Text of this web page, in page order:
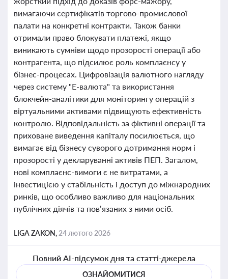
вимагаючи сертифікатів торгово-промислової
палати на конкретні контракти. Також банки
отримали право блокувати платежі, якщо
виникають сумніви щодо прозорості операції або
контрагента, що підсилює роль комплаєнсу у
бізнес-процесах. Цифровізація валютного нагляду
через систему "Е-валюта" та використання
блокчейн-аналітики для моніторингу операцій з
віртуальними активами підвищують ефективність
контролю. Відповідальність за фіктивні операції та
приховане виведення капіталу посилюється, що
вимагає від бізнесу суворого дотримання норм і
прозорості у декларуванні активів ПЕП. Загалом,
нові комплаєнс-вимоги є не витратами, а
інвестицією у стабільність і доступ до міжнародних
ринків, що особливо важливо для національних
публічних діячів та пов’язаних з ними осіб.
LIGA ZAKON, 24 лютого 2026
Повний AI-підсумок дня та статті-джерела
ОЗНАЙОМИТИСЯ